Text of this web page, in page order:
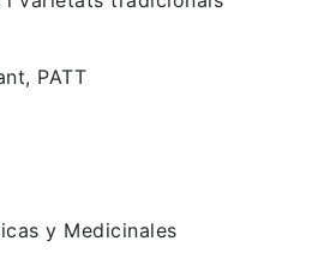
PATT
y Medicinales